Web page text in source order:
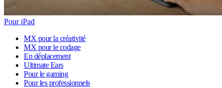
Pour iPad
MX pour la créativité
MX pour le codage
En déplacement
Ultimate Ears
Pour le gaming
Pour les professionnels